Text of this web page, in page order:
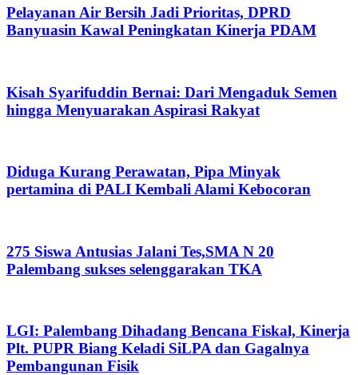
Pelayanan Air Bersih Jadi Prioritas, DPRD
Banyuasin Kawal Peningkatan Kinerja PDAM
Kisah Syarifuddin Bernai: Dari Mengaduk Semen
hingga Menyuarakan Aspirasi Rakyat
Diduga Kurang Perawatan, Pipa Minyak
pertamina di PALI Kembali Alami Kebocoran
275 Siswa Antusias Jalani Tes,SMA N 20
Palembang sukses selenggarakan TKA
LGI: Palembang Dihadang Bencana Fiskal, Kinerja
Plt. PUPR Biang Keladi SiLPA dan Gagalnya
Pembangunan Fisik